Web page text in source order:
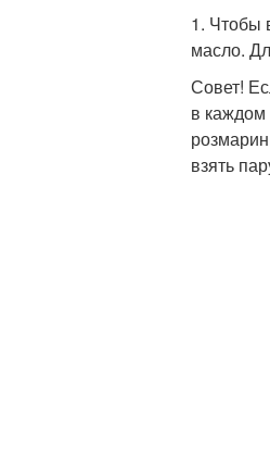
1. Чтобы
масло.
Совет!
в каждом
взять